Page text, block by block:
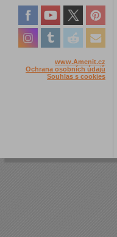
www.Amenit.cz
Ochrana osobních údajů
Souhlas s cookies